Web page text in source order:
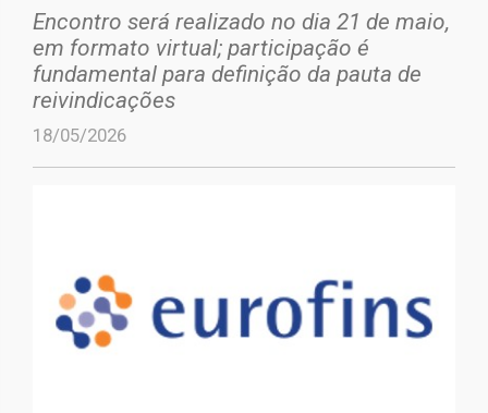
Encontro será realizado no dia 21 de maio,
em formato virtual; participação é
fundamental para definição da pauta de
reivindicações
18/05/2026